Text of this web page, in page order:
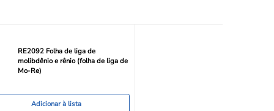
RE2092 Folha de liga de
molibdênio e rênio (folha de liga de
Mo-Re)
Adicionar à lista